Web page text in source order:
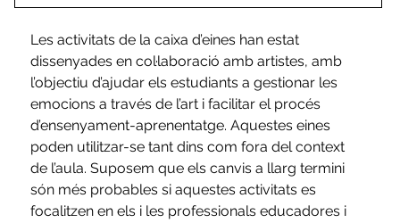
Les activitats de la caixa d’eines han estat
dissenyades en col·laboració amb artistes, amb
l’objectiu d’ajudar els estudiants a gestionar les
emocions a través de l’art i facilitar el procés
d’ensenyament-aprenentatge. Aquestes eines
poden utilitzar-se tant dins com fora del context
de l’aula. Suposem que els canvis a llarg termini
són més probables si aquestes activitats es
focalitzen en els i les professionals educadores i